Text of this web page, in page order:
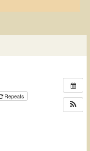
Repeats